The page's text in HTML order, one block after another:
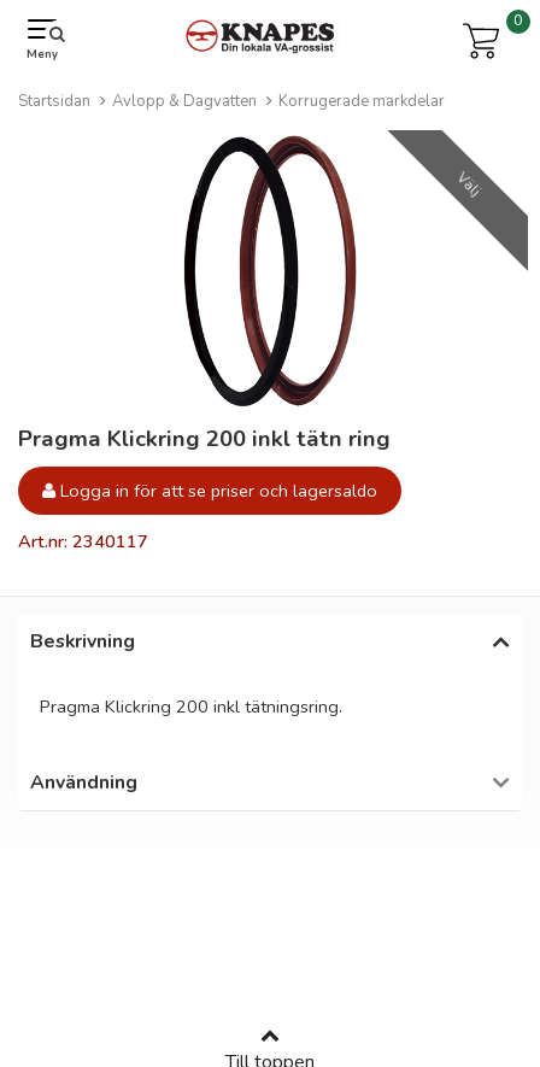
Meny
0
Startsidan Avlopp & Dagvatten Korrugerade markdelar
Välj
Pragma Klickring 200 inkl tätn ring
Logga in för att se priser och lagersaldo
Art.nr: 2340117
Beskrivning
Pragma Klickring 200 inkl tätningsring.
Användning
Till toppen